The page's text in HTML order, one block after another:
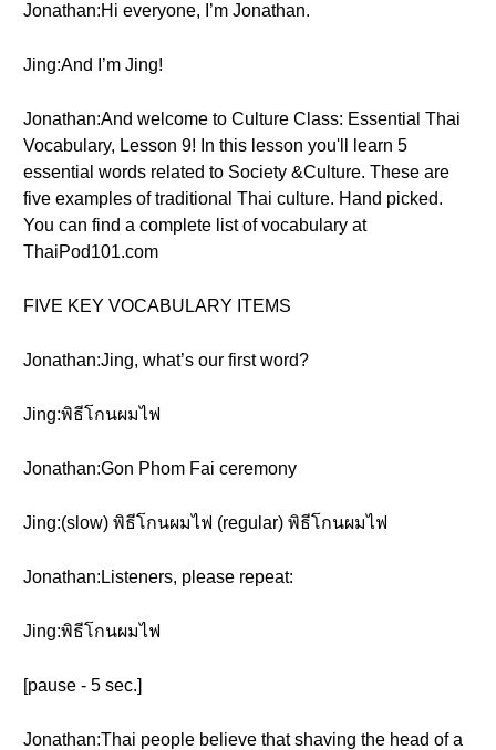
Jonathan:Hi everyone, I’m Jonathan.
Jing:And I’m Jing!
Jonathan:And welcome to Culture Class: Essential Thai
Vocabulary, Lesson 9! In this lesson you'll learn 5
essential words related to Society &Culture. These are
five examples of traditional Thai culture. Hand picked.
You can find a complete list of vocabulary at
ThaiPod101.com
FIVE KEY VOCABULARY ITEMS
Jonathan:Jing, what’s our first word?
Jing:พิธีโกนผมไฟ
Jonathan:Gon Phom Fai ceremony
Jing:(slow) พิธีโกนผมไฟ (regular) พิธีโกนผมไฟ
Jonathan:Listeners, please repeat:
Jing:พิธีโกนผมไฟ
[pause - 5 sec.]
Jonathan:Thai people believe that shaving the head of a